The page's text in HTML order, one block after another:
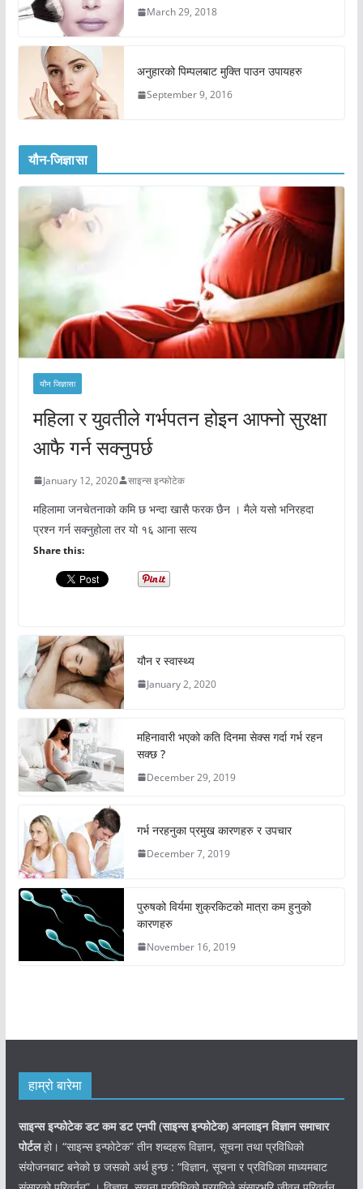
March 29, 2018
अनुहारको पिम्पलबाट मुक्ति पाउन उपायहरु
September 9, 2016
यौन-जिज्ञासा
यौन जिज्ञासा
महिला र युवतीले गर्भपतन होइन आफ्नो सुरक्षा
आफै गर्न सक्नुपर्छ
January 12, 2020 साइन्स इन्फोटेक
महिलामा जनचेतनाको कमि छ भन्दा खासै फरक छैन । मैले यसो भनिरहदा
प्रश्न गर्न सक्नुहोला तर यो १६ आना सत्य
Share this:
यौन र स्वास्थ्य
January 2, 2020
महिनावारी भएको कति दिनमा सेक्स गर्दा गर्भ रहन
सक्छ ?
December 29, 2019
गर्भ नरहनुका प्रमुख कारणहरु र उपचार
December 7, 2019
पुरुषको विर्यमा शुक्रकिटको मात्रा कम हुनुको
कारणहरु
November 16, 2019
हाम्रो बारेमा
साइन्स इन्फोटेक डट कम डट एनपी (साइन्सइन्फोटेक) अनलाइन विज्ञान समाचार
पोर्टलहो। “साइन्स इन्फोटेक” तीन शब्दहरू विज्ञान, सूचना तथा प्रविधिको
संयोजनबाट बनेको छ जसको अर्थ हुन्छ : “विज्ञान, सूचना र प्रविधिका माध्यमबाट